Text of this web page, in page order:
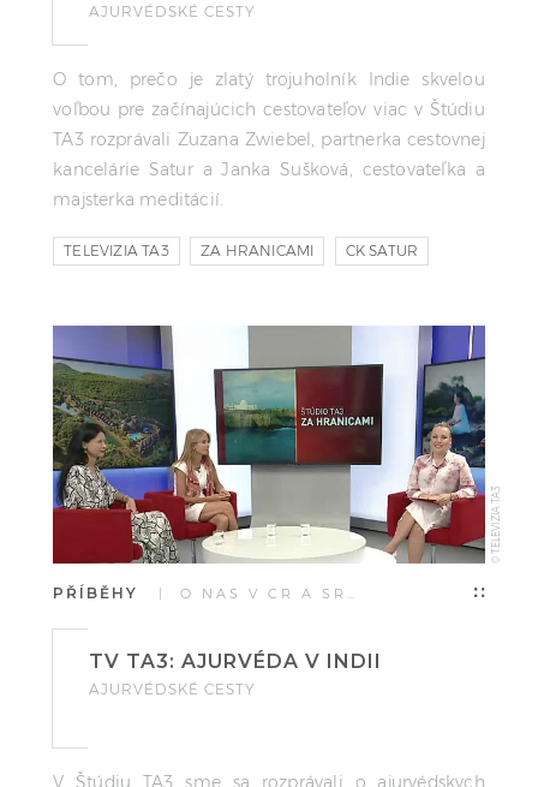
AJURVÉDSKÉ CESTY
O tom, prečo je zlatý trojuholník Indie skvelou
voľbou pre začínajúcich cestovateľov viac v Štúdiu
TA3 rozprávali Zuzana Zwiebel, partnerka cestovnej
kancelárie Satur a Janka Sušková, cestovateľka a
majsterka meditácií.
TELEVIZIA TA3 ZA HRANICAMI CK SATUR
© TELEVIZIA TA3
PŘÍBĚHY | O NÁS V ČR A SR…
TV TA3: AJURVÉDA V INDII
AJURVÉDSKÉ CESTY
V Štúdiu TA3 sme sa rozprávali o ajurvédskych